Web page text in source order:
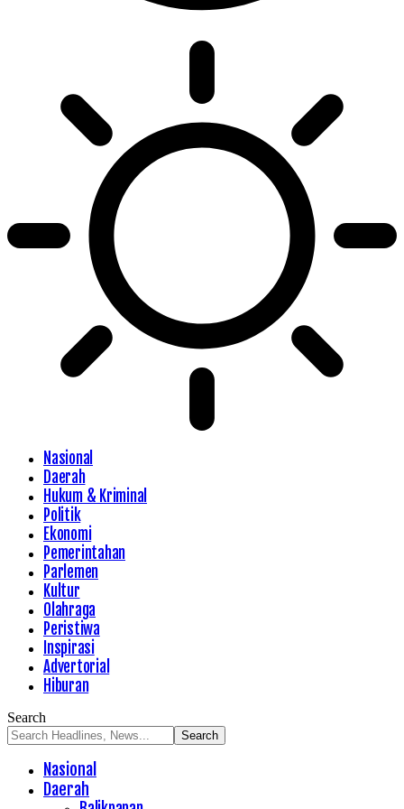
Nasional
Daerah
Hukum & Kriminal
Politik
Ekonomi
Pemerintahan
Parlemen
Kultur
Olahraga
Peristiwa
Inspirasi
Advertorial
Hiburan
Search
Nasional
Daerah